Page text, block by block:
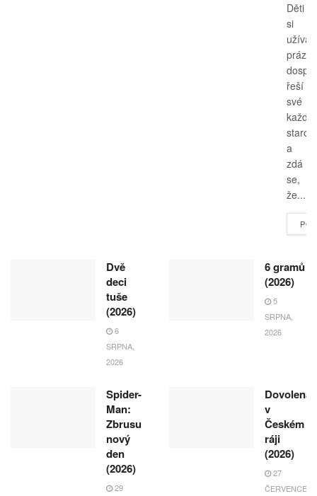
Děti
si
užívají
řeší
své
a
zdá
se,
že...
Dvě
deci
tuše
(2026)
6
SRPNA,
2026
6 gramů
(2026)
5
SRPNA,
2026
Spider-
Man:
Zbrusu
nový
den
(2026)
29
Dovolená
v
Českém
ráji
(2026)
27
ČERVENCE,